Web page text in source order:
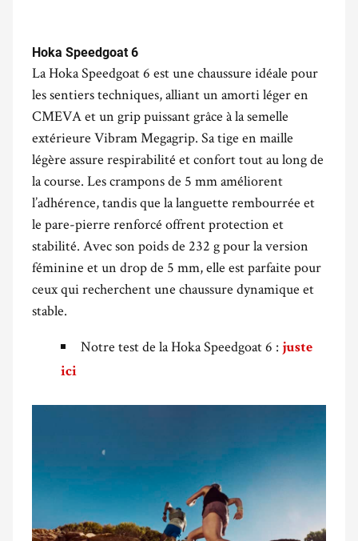
Hoka Speedgoat 6
La Hoka Speedgoat 6 est une chaussure idéale pour
les sentiers techniques, alliant un amorti léger en
CMEVA et un grip puissant grâce à la semelle
extérieure Vibram Megagrip. Sa tige en maille
légère assure respirabilité et confort tout au long de
la course. Les crampons de 5 mm améliorent
l’adhérence, tandis que la languette rembourrée et
le pare-pierre renforcé offrent protection et
stabilité. Avec son poids de 232 g pour la version
féminine et un drop de 5 mm, elle est parfaite pour
ceux qui recherchent une chaussure dynamique et
stable.
Notre test de la Hoka Speedgoat 6 : juste
ici